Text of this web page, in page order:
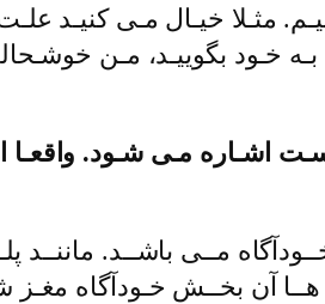
مثـلا خیـال مـی کنیـد
خـود بگوییـد، مـن
اشـاره مـی شـود. واقعـا
مــی باشــد.
هــا آن بخــش خـودآگاه